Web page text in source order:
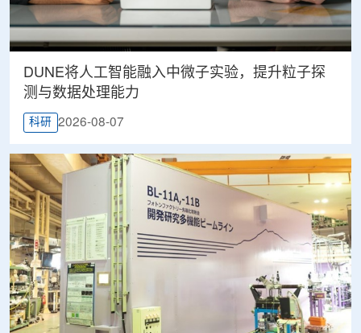
DUNE将人工智能融入中微子实验，提升粒子探
测与数据处理能力
科研 2026-08-07